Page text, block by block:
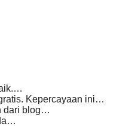
Kepercayaan ini…
dari blog…